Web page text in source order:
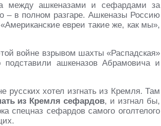
между ашкеназами и сефардами за
– в полном разгаре. Ашкеназы Россию
евреи такие же, как мы»,
войне взрывом шахты «Распадская»
ашкеназов Абрамовича и
русских хотел изгнать из Кремля. Там
из Кремля сефардов, и изгнал бы,
сефардов самого оголтелого